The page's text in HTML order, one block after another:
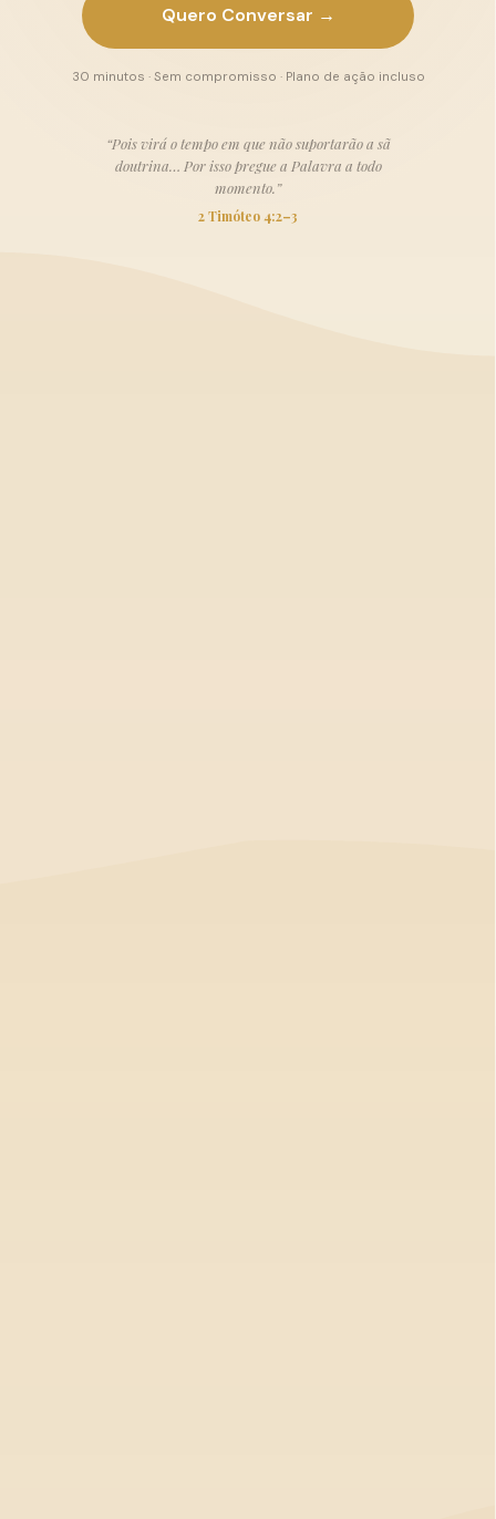
Quero Conversar →
30 minutos · Sem compromisso · Plano de ação incluso
“Pois virá o tempo em que não suportarão a sã
doutrina… Por isso pregue a Palavra a todo
momento.”
2 Timóteo 4:2–3